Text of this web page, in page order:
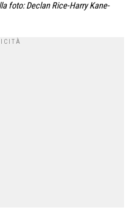
foto: Declan Rice-Harry Kane-